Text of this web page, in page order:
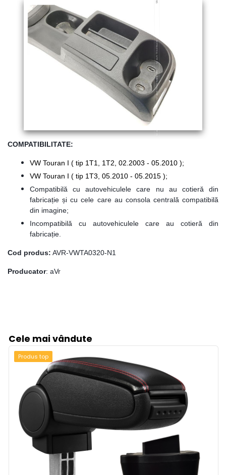
COMPATIBILITATE:
VW Touran I ( tip 1T1, 1T2, 02.2003 - 05.2010 );
VW Touran I ( tip 1T3, 05.2010 - 05.2015 );
Compatibilă cu autovehiculele care nu au cotieră din
fabricație și cu cele care au consola centrală compatibilă
din imagine;
Incompatibilă cu autovehiculele care au cotieră din
fabricație.
Cod produs: AVR-VWTA0320-N1
Producator: aVr
Cele mai vândute
Produs top